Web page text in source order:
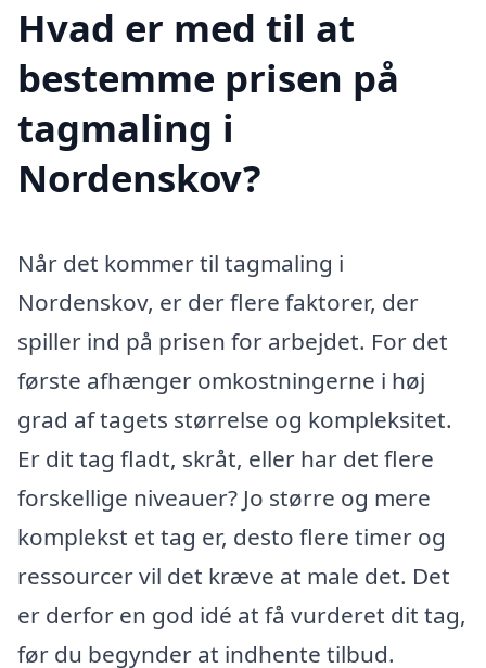
Hvad er med til at
bestemme prisen på
tagmaling i
Nordenskov?
Når det kommer til tagmaling i
Nordenskov, er der flere faktorer, der
spiller ind på prisen for arbejdet. For det
første afhænger omkostningerne i høj
grad af tagets størrelse og kompleksitet.
Er dit tag fladt, skråt, eller har det flere
forskellige niveauer? Jo større og mere
komplekst et tag er, desto flere timer og
ressourcer vil det kræve at male det. Det
er derfor en god idé at få vurderet dit tag,
før du begynder at indhente tilbud.